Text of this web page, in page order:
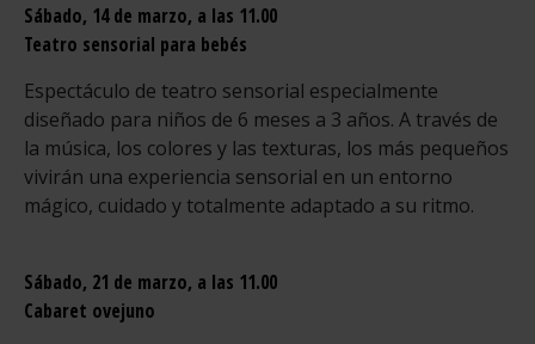
Sábado, 14 de marzo, a las 11.00
Teatro sensorial para bebés
Espectáculo de teatro sensorial especialmente
diseñado para niños de 6 meses a 3 años. A través de
la música, los colores y las texturas, los más pequeños
vivirán una experiencia sensorial en un entorno
mágico, cuidado y totalmente adaptado a su ritmo.
Sábado, 21 de marzo, a las 11.00
Cabaret ovejuno